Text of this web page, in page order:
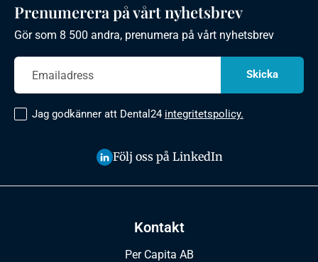
Kontakt
Per Capita AB
Prenumerera på vårt nyhetsbrev
Gör som 8 500 andra, prenumera på vårt nyhetsbrev
Jag godkänner att Dental24 integritetspolicy.
Följ oss på LinkedIn